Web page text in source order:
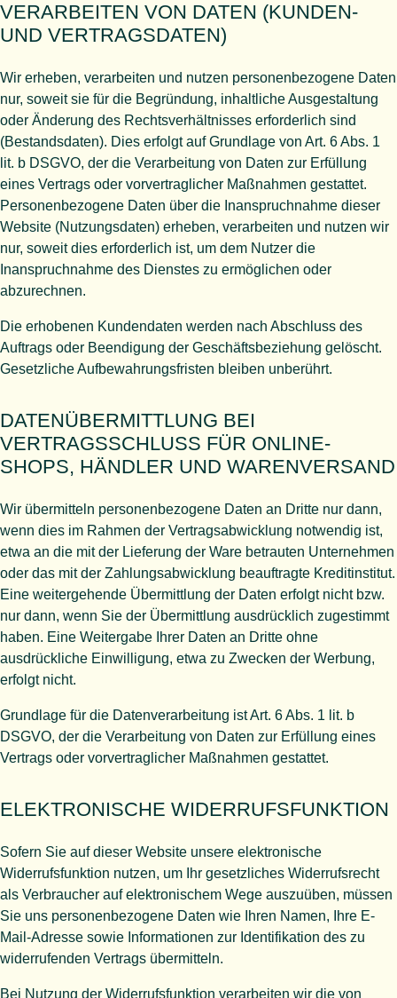
VERARBEITEN VON DATEN (KUNDEN-
UND VERTRAGSDATEN)
Wir erheben, verarbeiten und nutzen personenbezogene Daten
nur, soweit sie für die Begründung, inhaltliche Ausgestaltung
oder Änderung des Rechtsverhältnisses erforderlich sind
(Bestandsdaten). Dies erfolgt auf Grundlage von Art. 6 Abs. 1
lit. b DSGVO, der die Verarbeitung von Daten zur Erfüllung
eines Vertrags oder vorvertraglicher Maßnahmen gestattet.
Personenbezogene Daten über die Inanspruchnahme dieser
Website (Nutzungsdaten) erheben, verarbeiten und nutzen wir
nur, soweit dies erforderlich ist, um dem Nutzer die
Inanspruchnahme des Dienstes zu ermöglichen oder
abzurechnen.
Die erhobenen Kundendaten werden nach Abschluss des
Auftrags oder Beendigung der Geschäftsbeziehung gelöscht.
Gesetzliche Aufbewahrungsfristen bleiben unberührt.
DATEN­ÜBERMITTLUNG BEI
VERTRAGSSCHLUSS FÜR ONLINE-
SHOPS, HÄNDLER UND WARENVERSAND
Wir übermitteln personenbezogene Daten an Dritte nur dann,
wenn dies im Rahmen der Vertragsabwicklung notwendig ist,
etwa an die mit der Lieferung der Ware betrauten Unternehmen
oder das mit der Zahlungsabwicklung beauftragte Kreditinstitut.
Eine weitergehende Übermittlung der Daten erfolgt nicht bzw.
nur dann, wenn Sie der Übermittlung ausdrücklich zugestimmt
haben. Eine Weitergabe Ihrer Daten an Dritte ohne
ausdrückliche Einwilligung, etwa zu Zwecken der Werbung,
erfolgt nicht.
Grundlage für die Datenverarbeitung ist Art. 6 Abs. 1 lit. b
DSGVO, der die Verarbeitung von Daten zur Erfüllung eines
Vertrags oder vorvertraglicher Maßnahmen gestattet.
ELEKTRONISCHE WIDERRUFSFUNKTION
Sofern Sie auf dieser Website unsere elektronische
Widerrufsfunktion nutzen, um Ihr gesetzliches Widerrufsrecht
als Verbraucher auf elektronischem Wege auszuüben, müssen
Sie uns personenbezogene Daten wie Ihren Namen, Ihre E-
Mail-Adresse sowie Informationen zur Identifikation des zu
widerrufenden Vertrags übermitteln.
Bei Nutzung der Widerrufsfunktion verarbeiten wir die von